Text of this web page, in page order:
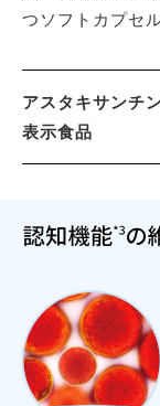
つソフトカプセ
アスタキサンチ
表示食品